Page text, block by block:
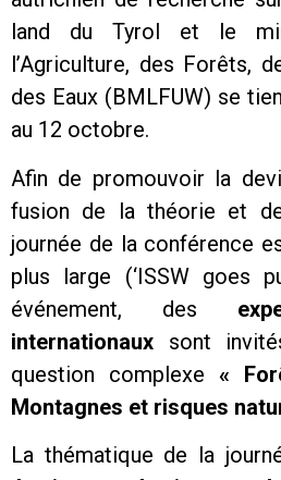
land du Tyrol et le
l’Agriculture, des Forêts,
des Eaux (BMLFUW) se
au 12 octobre.
Afin de promouvoir la
fusion de la théorie et
journée de la conférence
plus large (‘ISSW goes
événement, des
internationaux sont
question complexe «
Montagnes et risques
La thématique de la